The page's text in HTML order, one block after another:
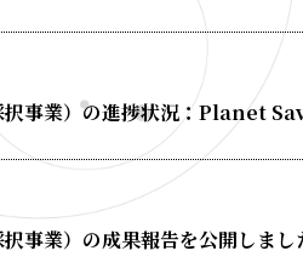
事業）の進捗状況：Planet
事業）の成果報告を公開しまし